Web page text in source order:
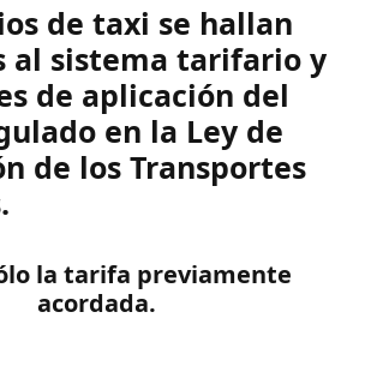
de taxi se hallan
al sistema tarifario y
de aplicación del
en la Ley de
de los Transportes
la tarifa previamente
acordada.